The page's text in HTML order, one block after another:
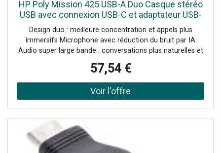
HP Poly Mission 425 USB-A Duo Casque stéréo
USB avec connexion USB-C et adaptateur USB-
A, microphone à réduction de bruit et audio
super large bande
Design duo : meilleure concentration et appels plus
immersifs Microphone avec réduction du bruit par IA
Audio super large bande : conversations plus naturelles et
Commandes en ligne pour gérer rapidement les appels
Coussinets en similicuir avec rembourrage en mousse à
mémoire de forme Certifications : Microsoft Teams,
Zoom, Google Meet et Works With Chromebook
plastique recyclé post-consommation
57,54 €